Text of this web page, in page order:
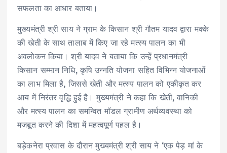
सफलता का आधार बताया।
मुख्यमंत्री श्री साय ने ग्राम के किसान श्री गौतम यादव द्वारा मक्के
की खेती के साथ तालाब में किए जा रहे मत्स्य पालन का भी
अवलोकन किया। श्री यादव ने बताया कि उन्हें प्रधानमंत्री
किसान सम्मान निधि, कृषि उन्नति योजना सहित विभिन्न योजनाओं
का लाभ मिला है, जिससे खेती और मत्स्य पालन को एकीकृत कर
आय में निरंतर वृद्धि हुई है। मुख्यमंत्री ने कहा कि खेती, वानिकी
और मत्स्य पालन का समन्वित मॉडल ग्रामीण अर्थव्यवस्था को
मजबूत करने की दिशा में महत्वपूर्ण पहल है।
बड़ेकनेरा प्रवास के दौरान मुख्यमंत्री श्री साय ने ‘एक पेड़ मां के